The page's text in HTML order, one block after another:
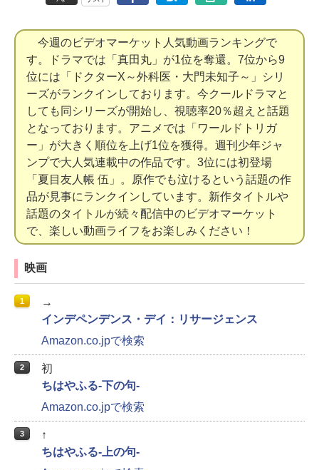
今週のビデオマーケット人気動画ランキングで
す。ドラマでは「真田丸」が1位を奪還。7位から9
位には「ドクターX～外科医・大門未知子～」シリ
ーズがランクインしております。今クールドラマと
しても同シリーズが開始し、視聴率20％超えと話題
となっております。アニメでは「ワールドトリガ
ー」が大きく順位を上げ1位を獲得。週刊少年ジャ
ンプで大人気連載中の作品です。3位には初登場
「夏目友人帳 伍」。原作でも泣けるという話題の作
品が見事にランクインしています。新作タイトルや
話題のタイトルが続々配信中のビデオマーケット
で、楽しい動画ライフをお楽しみください！
映画
1
→
インデペンデンス・デイ：リサージェンス
Amazon.co.jpで検索
2
初
ちはやふる‐下の句‐
Amazon.co.jpで検索
3
↑
ちはやふる-上の句-